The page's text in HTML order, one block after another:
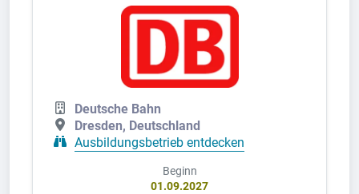
Deutsche Bahn
Dresden, Deutschland
Ausbildungsbetrieb entdecken
Beginn
01.09.2027